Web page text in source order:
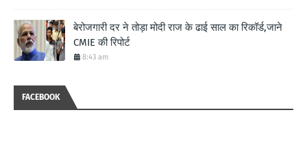
बेरोजगारी दर ने तोड़ा मोदी राज के ढाई साल का रिकॉर्ड,जाने
CMIE की रिपोर्ट
8:43 am
FACEBOOK